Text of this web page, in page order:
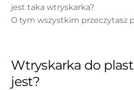
jest taka wtryskarka?
O tym wszystkim przeczytasz
Wtryskarka do
jest?